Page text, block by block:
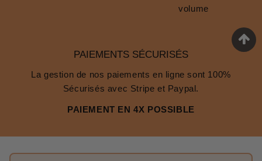
volume
PAIEMENTS SÉCURISÉS
La gestion de nos paiements en ligne sont 100%
Sécurisés avec Stripe et Paypal.
PAIEMENT EN 4X POSSIBLE